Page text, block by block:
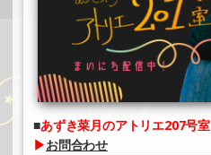
あずき菜月のアトリエ207号室
▶お問合わせ